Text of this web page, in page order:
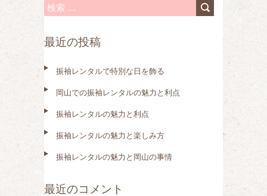
検
:最近の投稿
振袖レンタルで特別な日を飾る
岡山での振袖レンタルの魅力と利点
振袖レンタルの魅力と利点
振袖レンタルの魅力と楽しみ方
振袖レンタルの魅力と岡山の事情
最近のコメント